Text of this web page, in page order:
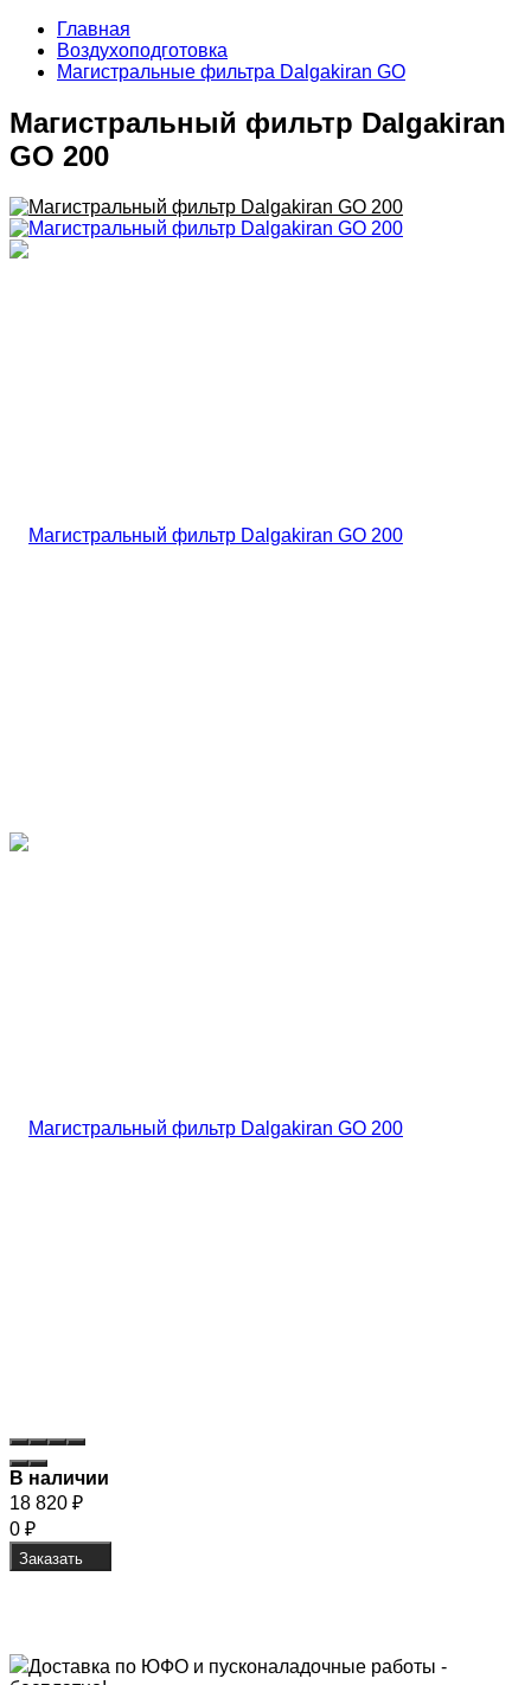
Главная
Воздухоподготовка
Магистральные фильтра Dalgakiran GO
Магистральный фильтр Dalgakiran
GO 200
В наличии
18 820 ₽
0 ₽
Заказать
Доставка по ЮФО и пусконаладочные работы -